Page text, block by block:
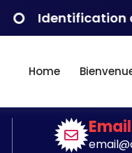
de la
Home